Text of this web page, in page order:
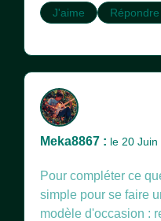
J'aime Répondre
Meka8867 : le 20 Juin
Pour compléter ce
simple pour se faire
modèle d'occasion :